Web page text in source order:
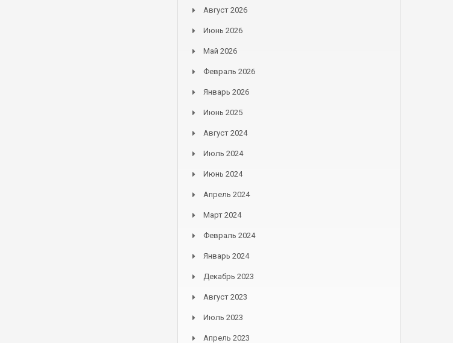
Август 2026
Июнь 2026
Май 2026
Февраль 2026
Январь 2026
Июнь 2025
Август 2024
Июль 2024
Июнь 2024
Апрель 2024
Март 2024
Февраль 2024
Январь 2024
Декабрь 2023
Август 2023
Июль 2023
Апрель 2023